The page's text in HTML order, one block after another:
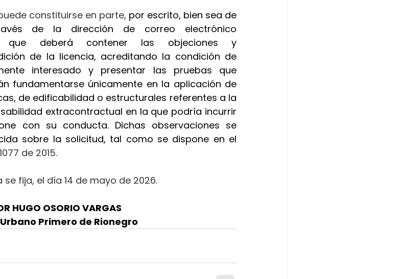
constituirse en parte, por escrito, bien sea de
deberá contener las objeciones y
de la licencia, acreditando la condición de
interesado y presentar las pruebas que
fundamentarse únicamente en la aplicación de
de edificabilidad o estructurales referentes a la
extracontractual en la que podría incurrir
con su conducta. Dichas observaciones se
sobre la solicitud, tal como se dispone en el
de 2015.
se fija, el día 14 de mayo de 2026.
HUGO OSORIO VARGAS
Primero de Rionegro